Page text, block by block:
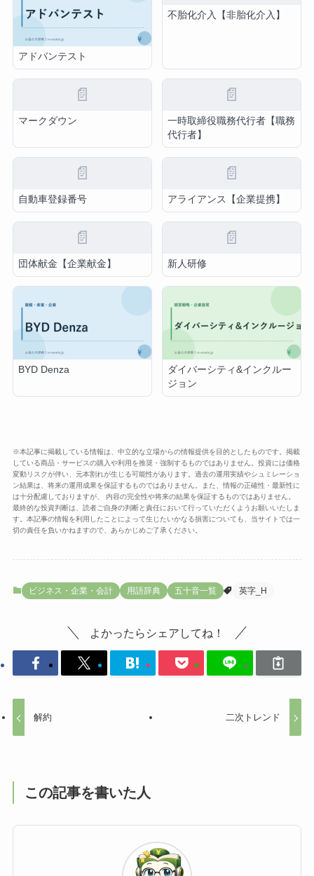
アドバンテスト
不胎化介入【非胎化介入】
📄
マークダウン
📄
一時取締役職務代行者【職務
代行者】
📄
自動車登録番号
📄
アライアンス【企業提携】
📄
団体献金【企業献金】
📄
新人研修
BYD Denza
ダイバーシティ&インクルー
ジョン
※本記事に掲載している情報は、中立的な立場からの情報提供を目的としたものです。掲載
している商品・サービスの購入や利用を推奨・強制するものではありません。投資には価格
変動リスクが伴い、元本割れが生じる可能性があります。過去の運用実績やシュミレーショ
ン結果は、将来の運用成果を保証するものではありません。また、情報の正確性・最新性に
は十分配慮しておりますが、 内容の完全性や将来の結果を保証するものではありません。
最終的な投資判断は、読者ご自身の判断と責任において行っていただくようお願いいたしま
す。本記事の情報を利用したことによって生じたいかなる損害についても、当サイトでは一
切の責任を負いかねますので、あらかじめご了承ください。
ビジネス・企業・会計 用語辞典 五十音一覧 英字_H
よかったらシェアしてね！
解約 二次トレンド
この記事を書いた人